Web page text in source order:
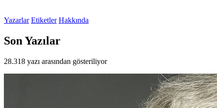
Yazarlar Etiketler Hakkında
Son Yazılar
28.318 yazı arasından gösteriliyor